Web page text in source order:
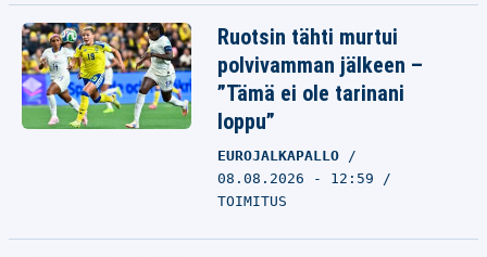
Ruotsin tähti murtui
polvivamman jälkeen –
”Tämä ei ole tarinani
loppu”
EUROJALKAPALLO
08.08.2026 - 12:59
TOIMITUS